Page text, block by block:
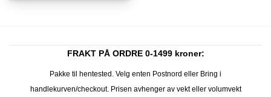
FRAKT PÅ ORDRE 0-1499 kroner:
Pakke til hentested. Velg enten Postnord eller Bring i
handlekurven/checkout. Prisen avhenger av vekt eller volumvekt